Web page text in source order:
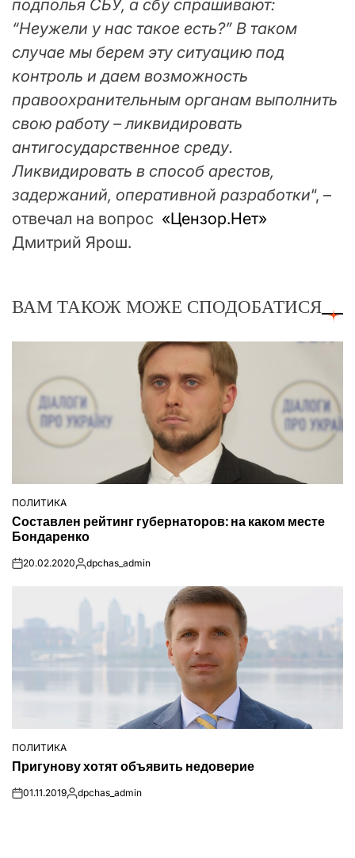
подполья СБУ, а сбу спрашивают:
“Неужели у нас такое есть?” В таком
случае мы берем эту ситуацию под
контроль и даем возможность
правоохранительным органам выполнить
свою работу – ликвидировать
антигосударственное среду.
Ликвидировать в способ арестов,
задержаний, оперативной разработки“, –
отвечал на вопрос «Цензор.Нет»
Дмитрий Ярош.
ВАМ ТАКОЖ МОЖЕ СПОДОБАТИСЯ
ОПУБЛІКУВАТИ
У
ПОЛИТИКА
Составлен рейтинг губернаторов: на каком месте
Бондаренко
on20.02.2020Опубліковано
dpchas_admin
ОПУБЛІКУВАТИ
ПОЛИТИКА
Пригунову хотят объявить недоверие
on01.11.2019Опубліковано
dpchas_admin